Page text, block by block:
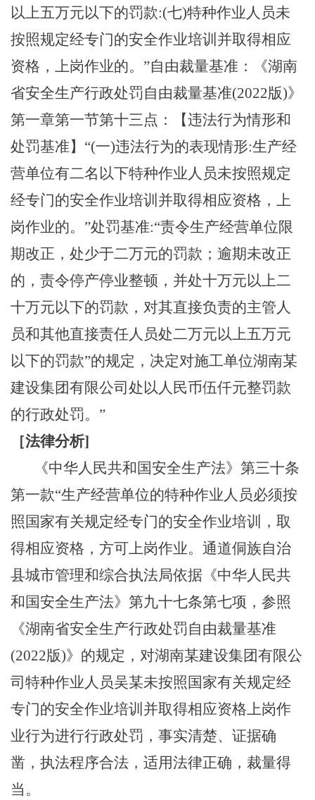
以上五万元以下的罚款:(七)特种作业人员未
按照规定经专门的安全作业培训并取得相应
资格，上岗作业的。”自由裁量基准 ：
《湖南
省安全生产行政处罚自由裁量基准(2022版)》
第一章第一节第十三点：
【违法行为情形和
处罚基准】 “(一)违法行为的表现情形:生产经
营单位有二名以下特种作业人员未按照规定
经专门的安全作业培训并取得相应资格，上
岗作业的。”处罚基准:“责令生产经营单位限
期改正，处少于二万元的罚款 ； 逾期未改正
的，责令停产停业整顿，并处十万元以上二
十万元以下的罚款，对其直接负责的主管人
员和其他直接责任人员处二万元以上五万元
以下的罚款”的规定， 决定对施工单位湖南某
建设集团有限公司 处 以 人民币伍仟元整罚款
的行政处罚。”
［法律分析]
《中华人民共和国安全生产法》第三十条
第一款“生产经营单位的特种作业人员必须按
照国家有关规定经专门的安全作业培训，取
得相应资格，方可上岗作业。 通道侗族自治
县城市管理和综合执法局依据《中华人民共
和国安全生产法》第九十七条第七项，参照
《湖南省安全生产行政处罚自由裁量基准
(2022版)》的规定，对湖南某建设集团有限公
司 特种作业人员吴某未按照国家有关规定经
专门的安全作业培训并取得相应资格上岗作
业行为进行行政处罚，事实清楚、证据确
凿，执法程序合法，适用法律正确，裁量得
当。